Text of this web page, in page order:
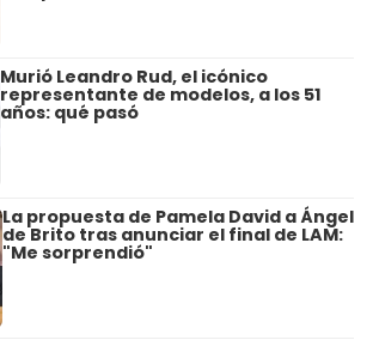
Murió Leandro Rud, el icónico
representante de modelos, a los 51
años: qué pasó
La propuesta de Pamela David a Ángel
de Brito tras anunciar el final de LAM:
"Me sorprendió"